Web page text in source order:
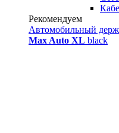
Рекомендуем
Автомобильный
Max Auto XL black